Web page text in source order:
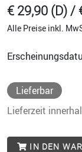
€ 29,90 (D) /
Alle Preise inkl.
Lieferbar
Lieferzeit
IN DEN